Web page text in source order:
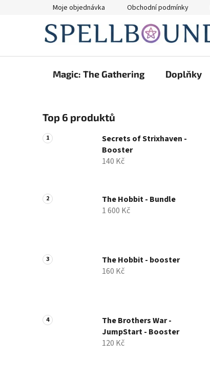
Moje objednávka Obchodní podmínky
Magic: The Gathering Doplňky
o
s
t
n
n
e
Top 6 produktů
Secrets of Strixhaven -
Booster
140 Kč
The Hobbit - Bundle
1 600 Kč
The Hobbit - booster
160 Kč
The Brothers War -
JumpStart - Booster
120 Kč